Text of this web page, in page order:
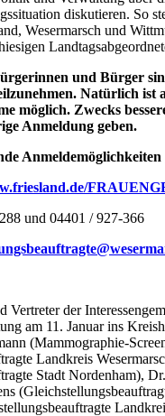
diskutieren. So
Wesermarsch und
und Bürger
Natürlich ist
möglich. Zwecks
Anmeldung geben.
und 04401 / 927-366
Vertreter der
am 11. Januar ins
(Mammographie-
Landkreis
Stadt Nordenham),